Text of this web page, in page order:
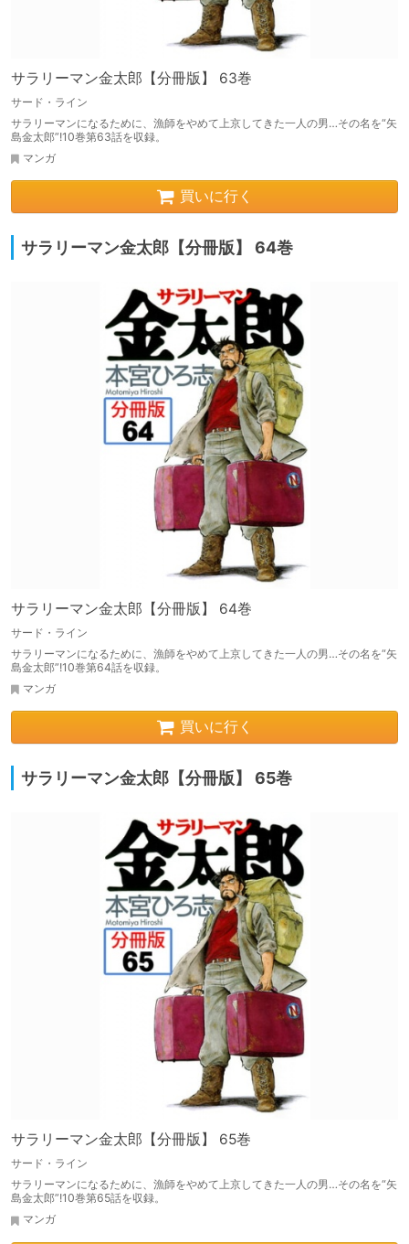
サラリーマン金太郎【分冊版】 63巻
サード・ライン
サラリーマンになるために、漁師をやめて上京してきた一人の男…その名を“矢
島金太郎”!10巻第63話を収録。
マンガ
買いに行く
サラリーマン金太郎【分冊版】 64巻
サラリーマン金太郎【分冊版】 64巻
サード・ライン
サラリーマンになるために、漁師をやめて上京してきた一人の男…その名を“矢
島金太郎”!10巻第64話を収録。
マンガ
買いに行く
サラリーマン金太郎【分冊版】 65巻
サラリーマン金太郎【分冊版】 65巻
サード・ライン
サラリーマンになるために、漁師をやめて上京してきた一人の男…その名を“矢
島金太郎”!10巻第65話を収録。
マンガ